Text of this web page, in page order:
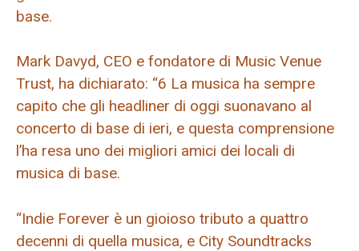
base.
Mark Davyd, CEO e fondatore di Music Venue
Trust, ha dichiarato: “6 La musica ha sempre
capito che gli headliner di oggi suonavano al
concerto di base di ieri, e questa comprensione
l’ha resa uno dei migliori amici dei locali di
musica di base.
“Indie Forever è un gioioso tributo a quattro
decenni di quella musica, e City Soundtracks